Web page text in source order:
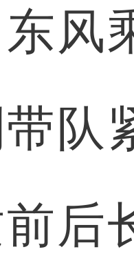
风
队
后